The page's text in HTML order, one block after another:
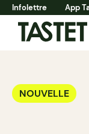
Infolettre App
NOUVELLE